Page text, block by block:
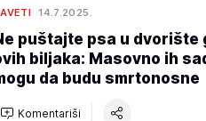
14.7.2025.
puštajte psa u dvorište
biljaka: Masovno ih
da budu smrtonosne
Komentariši